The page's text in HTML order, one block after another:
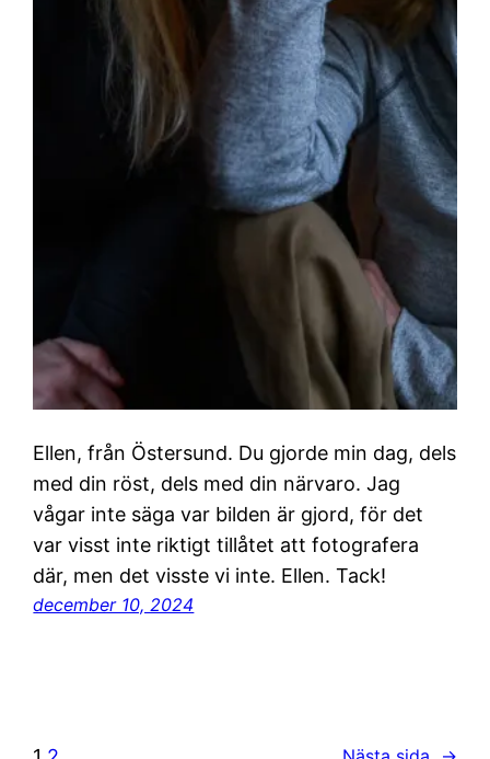
Ellen, från Östersund. Du gjorde min dag, dels
med din röst, dels med din närvaro. Jag
vågar inte säga var bilden är gjord, för det
var visst inte riktigt tillåtet att fotografera
där, men det visste vi inte. Ellen. Tack!
december 10, 2024